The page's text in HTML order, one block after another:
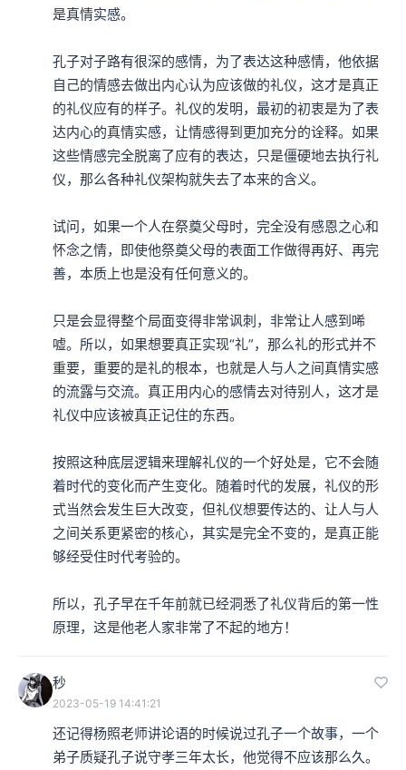
是真情实感。
孔子对子路有很深的感情，为了表达这种感情，他依据
自己的情感去做出内心认为应该做的礼仪，这才是真正
的礼仪应有的样子。礼仪的发明，最初的初衷是为了表
达内心的真情实感，让情感得到更加充分的诠释。如果
这些情感完全脱离了应有的表达，只是僵硬地去执行礼
仪，那么各种礼仪架构就失去了本来的含义。
试问，如果一个人在祭奠父母时，完全没有感恩之心和
怀念之情，即使他祭奠父母的表面工作做得再好、再完
善，本质上也是没有任何意义的。
只是会显得整个局面变得非常讽刺，非常让人感到唏
嘘。所以，如果想要真正实现“礼”，那么礼的形式并不
重要，重要的是礼的根本，也就是人与人之间真情实感
的流露与交流。真正用内心的感情去对待别人，这才是
礼仪中应该被真正记住的东西。
按照这种底层逻辑来理解礼仪的一个好处是，它不会随
着时代的变化而产生变化。随着时代的发展，礼仪的形
式当然会发生巨大改变，但礼仪想要传达的、让人与人
之间关系更紧密的核心，其实是完全不变的，是真正能
够经受住时代考验的。
所以，孔子早在千年前就已经洞悉了礼仪背后的第一性
原理，这是他老人家非常了不起的地方！
秒
2023-05-19 14:41:21
还记得杨照老师讲论语的时候说过孔子一个故事，一个
弟子质疑孔子说守孝三年太长，他觉得不应该那么久。